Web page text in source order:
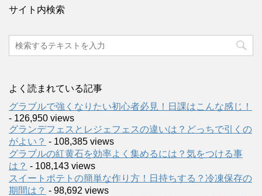
サイト内検索
よく読まれている記事
グラブルで強くなりたい初心者必見！日課はこんな感じ！
- 126,950 views
グランデフェスとレジェフェスの違いは？どっちで引くの
がよい？ - 108,385 views
グラブルの紅黄石を効率よく集めるには？気をつける事
は？ - 108,143 views
スイートポテトの簡単な作り方！日持ちする？冷凍保存の
期間は？ - 98,692 views